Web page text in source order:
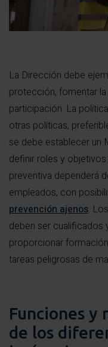
La Dirección debe
protección, fomentar
participación. La
otras políticas,
se debe establecer un
definir roles y
preventiva dependerá
empleados, con
prevención ajenos.
deben ser cualificados
proporcionar
tareas peligrosas de
Funciones y
de los